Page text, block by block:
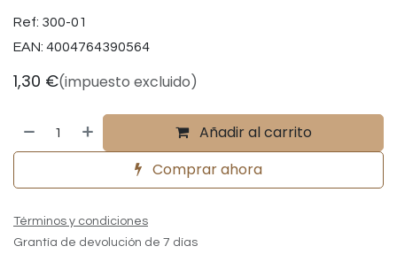
Ref: 300-01
EAN: 4004764390564
1,30 €(impuesto excluido)
Añadir al carrito
Comprar ahora
Términos y condiciones
Grantía de devolución de 7 días